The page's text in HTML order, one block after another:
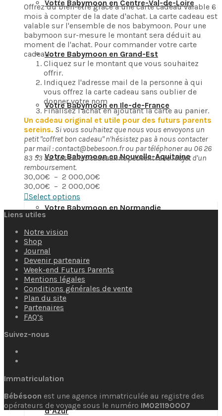
Votre Babymoon en Centre-Val-de-Loire
Votre Babymoon en Grand-Est
Votre Babymoon en Ile-de-France
Votre Babymoon en Nouvelle-Aquitaine
Votre Babymoon en Normandie
Votre Babymoon en Occitanie
Votre Babymoon en Pays-de-la-Loire
d’Azur
Offrez du bien-être grâce à une carte cadeau valable 6
mois à compter de la date d'achat. La carte cadeau est
valable sur l'ensemble de nos babymoon. Pour une
babymoon sur-mesure le montant sera déduit au
moment de l'achat. Pour commander votre carte
cadeau
Cliquez sur le montant que vous souhaitez
offrir.
Indiquez l'adresse mail de la personne à qui
vous offrez la carte cadeau sans oublier de
donner votre nom
Finalisez l'achat en ajoutant la carte au panier.
Un cadeau original et utile pour des futurs parents
sereins. Si vous souhaitez que nous vous envoyons un
petit "coffret bon cadeau" n'hésistez pas à nous contacter
par mail : contact@bebesoon.fr ou par téléphoner au 06 26
83 53 82. Les cartes cadeaux ne peuvent faire l'objet d'un
remboursement.
30,00€ – 2 000,00€
30,00€
30,00€ – 2 000,00€
prix :
Select options
Liens utiles
Notre vision
Shop
Journal
Devenir partenaire
Week-end Futurs Parents
Mentions légales
Conditions générales de vente
Plan du site
Partenaires
FAQ’s
Suivez-nous
Immatriculation
Bébésoon est une agence immatriculée au registre des
opérateurs de voyage sous le numéro IM021190007